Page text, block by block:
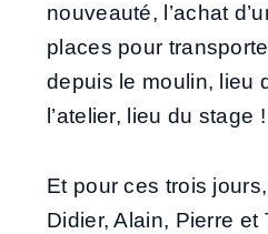
nouveauté, l’achat
places pour
depuis le moulin, lieu
l’atelier, lieu du stage !
Et pour ces trois
Didier, Alain, Pierre